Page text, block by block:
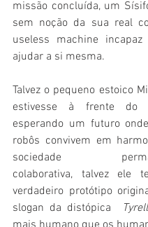
missão concluída, um
sem noção da sua real
useless machine
ajudar a si mesma.
Talvez o pequeno estoico
estivesse à frente do
esperando um futuro
robôs convivem em
sociedade
colaborativa, talvez ele
verdadeiro protótipo
slogan da distópica